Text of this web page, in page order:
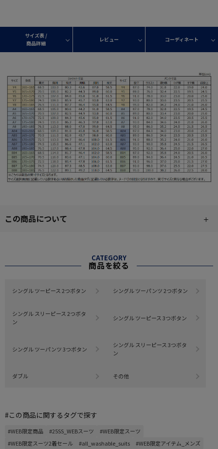
サイズ表 /
商品詳細
レビュー コーディネート
この商品について
CATEGORY
商品を絞る
シングル ツーピース 2つボタン シングル ツーパンツ 2つボタン
シングル スリーピース 2つボタ
ン
シングル ツーピース 3つボタン
シングル ツーパンツ 3つボタン
シングル スリーピース 3つボタ
ン
ダブル その他
#この商品に関するタグで探す
#WEB限定商品 #25SS_WEBスーツ
#WEB限定スーツ
#WEB限定スーツ2着セール
#all_washable_suits
#WEB限定アイテム_メンズ